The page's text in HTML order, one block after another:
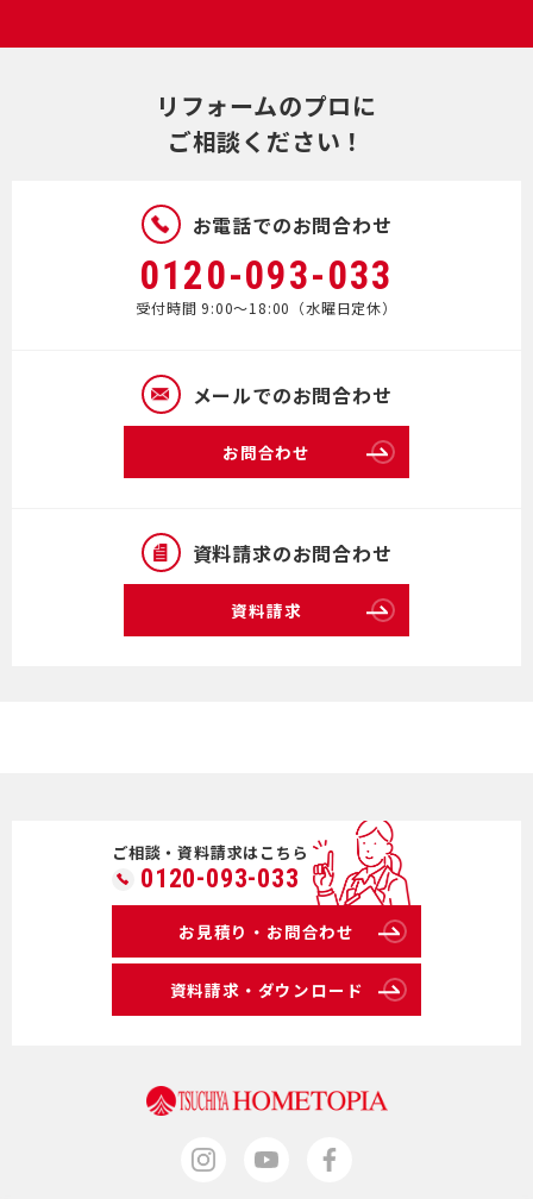
リフォームのプロに
ご相談ください！
お電話でのお問合わせ
0120-093-033
受付時間 9:00～18:00（水曜日定休）
メールでのお問合わせ
お問合わせ
資料請求のお問合わせ
資料請求
ご相談・資料請求はこちら
0120-093-033
お見積り・お問合わせ
資料請求・ダウンロード